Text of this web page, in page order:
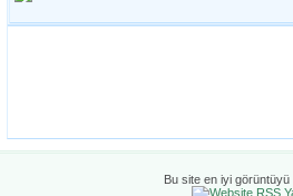
Bu site en iyi görüntüyü